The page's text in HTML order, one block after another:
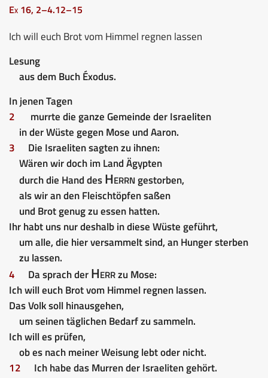
Ex 16, 2–4.12–15
Ich will euch Brot vom Himmel regnen lassen
Lesung
aus dem Buch Éxodus.
In jenen Tagen
2
murrte die ganze Gemeinde der Israeliten
in der Wüste gegen Mose und Aaron.
3
Die Israeliten sagten zu ihnen:
Wären wir doch im Land Ägypten
durch die Hand desHerrngestorben,
als wir an den Fleischtöpfen saßen
und Brot genug zu essen hatten.
Ihr habt uns nur deshalb in diese Wüste geführt,
um alle, die hier versammelt sind, an Hunger sterben
zu lassen.
4
Da sprach derHerrzu Mose:
Ich will euch Brot vom Himmel regnen lassen.
Das Volk soll hinausgehen,
um seinen täglichen Bedarf zu sammeln.
Ich will es prüfen,
ob es nach meiner Weisung lebt oder nicht.
12
Ich habe das Murren der Israeliten gehört.